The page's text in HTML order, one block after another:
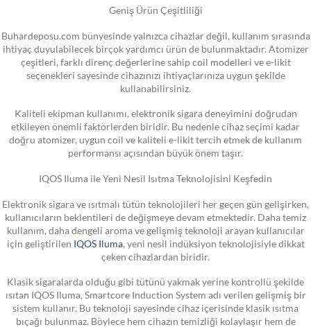
Geniş Ürün Çeşitliliği
Buhardeposu.com bünyesinde yalnızca cihazlar değil, kullanım sırasında
ihtiyaç duyulabilecek birçok yardımcı ürün de bulunmaktadır. Atomizer
çeşitleri, farklı direnç değerlerine sahip coil modelleri ve e-likit
seçenekleri sayesinde cihazınızı ihtiyaçlarınıza uygun şekilde
kullanabilirsiniz.
Kaliteli ekipman kullanımı, elektronik sigara deneyimini doğrudan
etkileyen önemli faktörlerden biridir. Bu nedenle cihaz seçimi kadar
doğru atomizer, uygun coil ve kaliteli e-likit tercih etmek de kullanım
performansı açısından büyük önem taşır.
IQOS Iluma ile Yeni Nesil Isıtma Teknolojisini Keşfedin
Elektronik sigara ve ısıtmalı tütün teknolojileri her geçen gün gelişirken,
kullanıcıların beklentileri de değişmeye devam etmektedir. Daha temiz
kullanım, daha dengeli aroma ve gelişmiş teknoloji arayan kullanıcılar
için geliştirilen IQOS Iluma, yeni nesil indüksiyon teknolojisiyle dikkat
çeken cihazlardan biridir.
Klasik sigaralarda olduğu gibi tütünü yakmak yerine kontrollü şekilde
ısıtan IQOS Iluma, Smartcore Induction System adı verilen gelişmiş bir
sistem kullanır. Bu teknoloji sayesinde cihaz içerisinde klasik ısıtma
bıçağı bulunmaz. Böylece hem cihazın temizliği kolaylaşır hem de